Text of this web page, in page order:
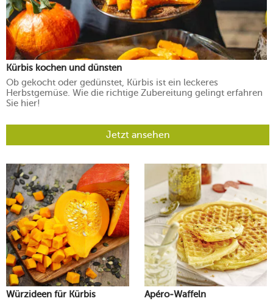
Kürbis kochen und dünsten
Ob gekocht oder gedünstet, Kürbis ist ein leckeres
Herbstgemüse. Wie die richtige Zubereitung gelingt erfahren
Sie hier!
Jetzt ansehen
Würzideen für Kürbis
Apéro-Waffeln